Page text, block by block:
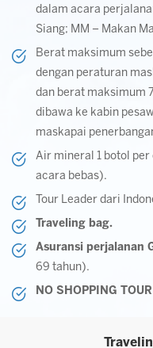
dalam acara
Siang; MM – Makan
Berat maksimum
dengan peraturan
dan berat maksimum
dibawa ke kabin
maskapai
Air mineral 1 botol
acara bebas).
Tour Leader dari
Traveling bag.
Asuransi perjalanan
69 tahun).
NO SHOPPING TOUR